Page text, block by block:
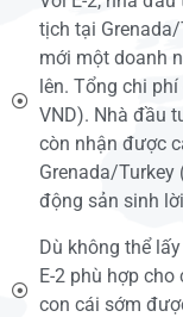
tịch tại
mới một doanh
lên. Tổng chi
VND). Nhà đầu
còn nhận được
Grenada/
động sản sinh
Dù không thể
E-2 phù hợp
con cái sớm